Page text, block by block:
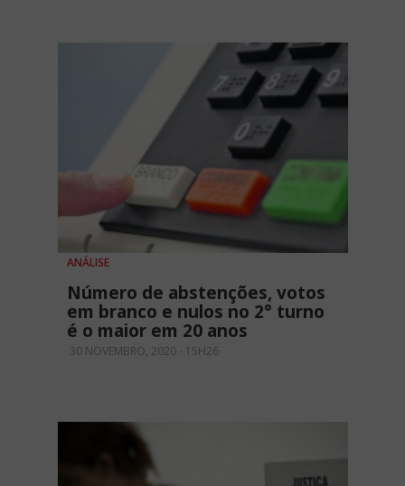
ANÁLISE
Número de abstenções, votos
em branco e nulos no 2° turno
é o maior em 20 anos
30 NOVEMBRO, 2020 - 15H26